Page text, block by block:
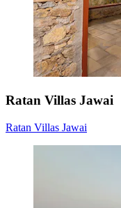
Ratan Villas Jawai
Ratan Villas Jawai